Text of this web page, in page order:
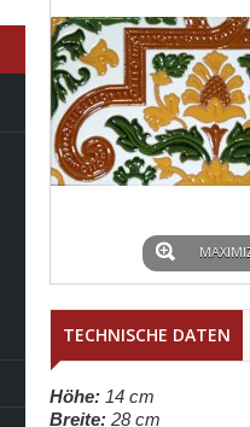
TECHNISCHE DATEN
Höhe: 14 cm
Breite: 28 cm